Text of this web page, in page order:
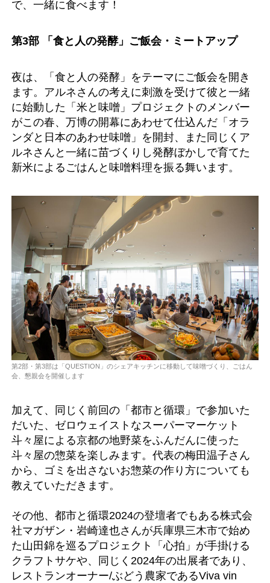
で、一緒に食べます！
第3部 「食と人の発酵」ご飯会・ミートアップ
夜は、「食と人の発酵」をテーマにご飯会を開き
ます。アルネさんの考えに刺激を受けて彼と一緒
に始動した「米と味噌」プロジェクトのメンバー
がこの春、万博の開幕にあわせて仕込んだ「オラ
ンダと日本のあわせ味噌」を開封、また同じくア
ルネさんと一緒に苗づくりし発酵ぼかしで育てた
新米によるごはんと味噌料理を振る舞います。
第2部・第3部は「QUESTION」のシェアキッチンに移動して味噌づくり、ごはん
会、懇親会を開催します
加えて、同じく前回の「都市と循環」で参加いた
だいた、ゼロウェイストなスーパーマーケット
斗々屋による京都の地野菜をふんだんに使った
斗々屋の惣菜を楽しみます。代表の梅田温子さん
から、ゴミを出さないお惣菜の作り方についても
教えていただきます。
その他、都市と循環2024の登壇者でもある株式会
社マガザン・岩崎達也さんが兵庫県三木市で始め
た山田錦を巡るプロジェクト「心拍」が手掛ける
クラフトサケや、同じく2024年の出展者であり、
レストランオーナー/ぶどう農家であるViva vin